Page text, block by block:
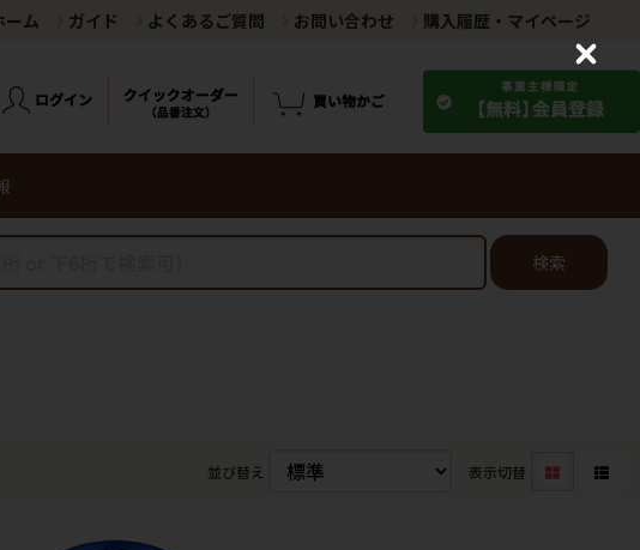
ーム ガイド よくあるご質問 お問い合わせ 購入履歴・マイページ
検索
並び替え 表示切替
C
o
s
e